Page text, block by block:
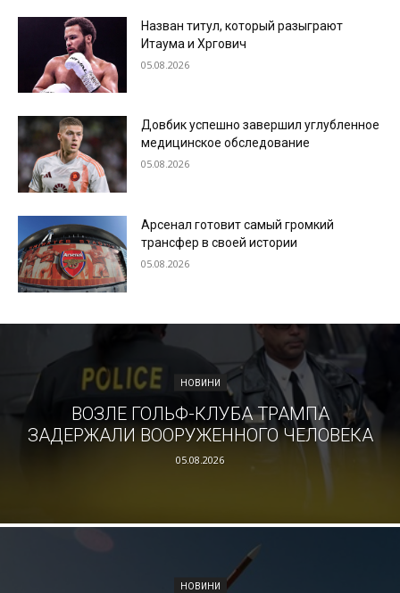
Назван титул, который разыграют
Итаума и Хргович
05.08.2026
Довбик успешно завершил углубленное
медицинское обследование
05.08.2026
Арсенал готовит самый громкий
трансфер в своей истории
05.08.2026
НОВИНИ
ВОЗЛЕ ГОЛЬФ-КЛУБА ТРАМПА
ЗАДЕРЖАЛИ ВООРУЖЕННОГО ЧЕЛОВЕКА
05.08.2026
НОВИНИ